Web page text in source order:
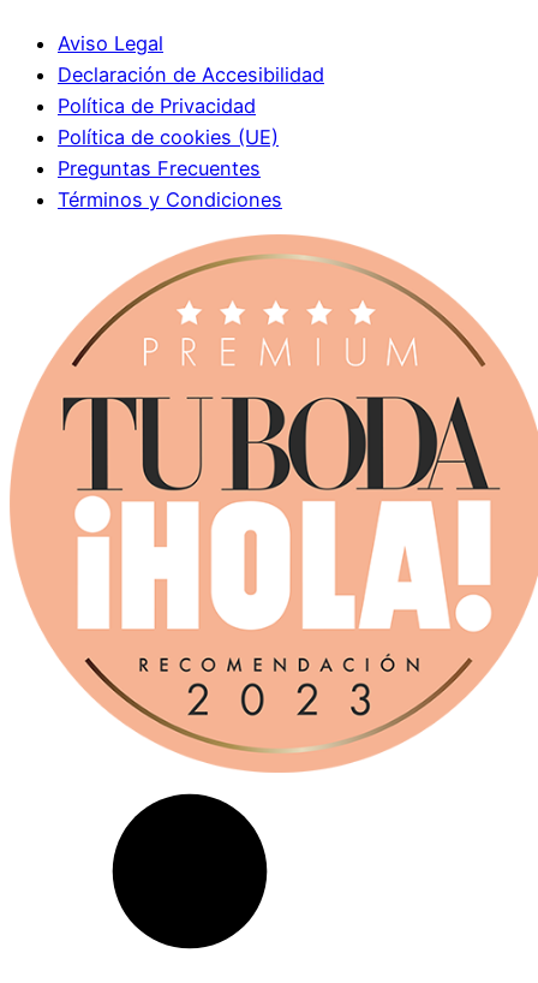
Aviso Legal
Declaración de Accesibilidad
Política de Privacidad
Política de cookies (UE)
Preguntas Frecuentes
Términos y Condiciones